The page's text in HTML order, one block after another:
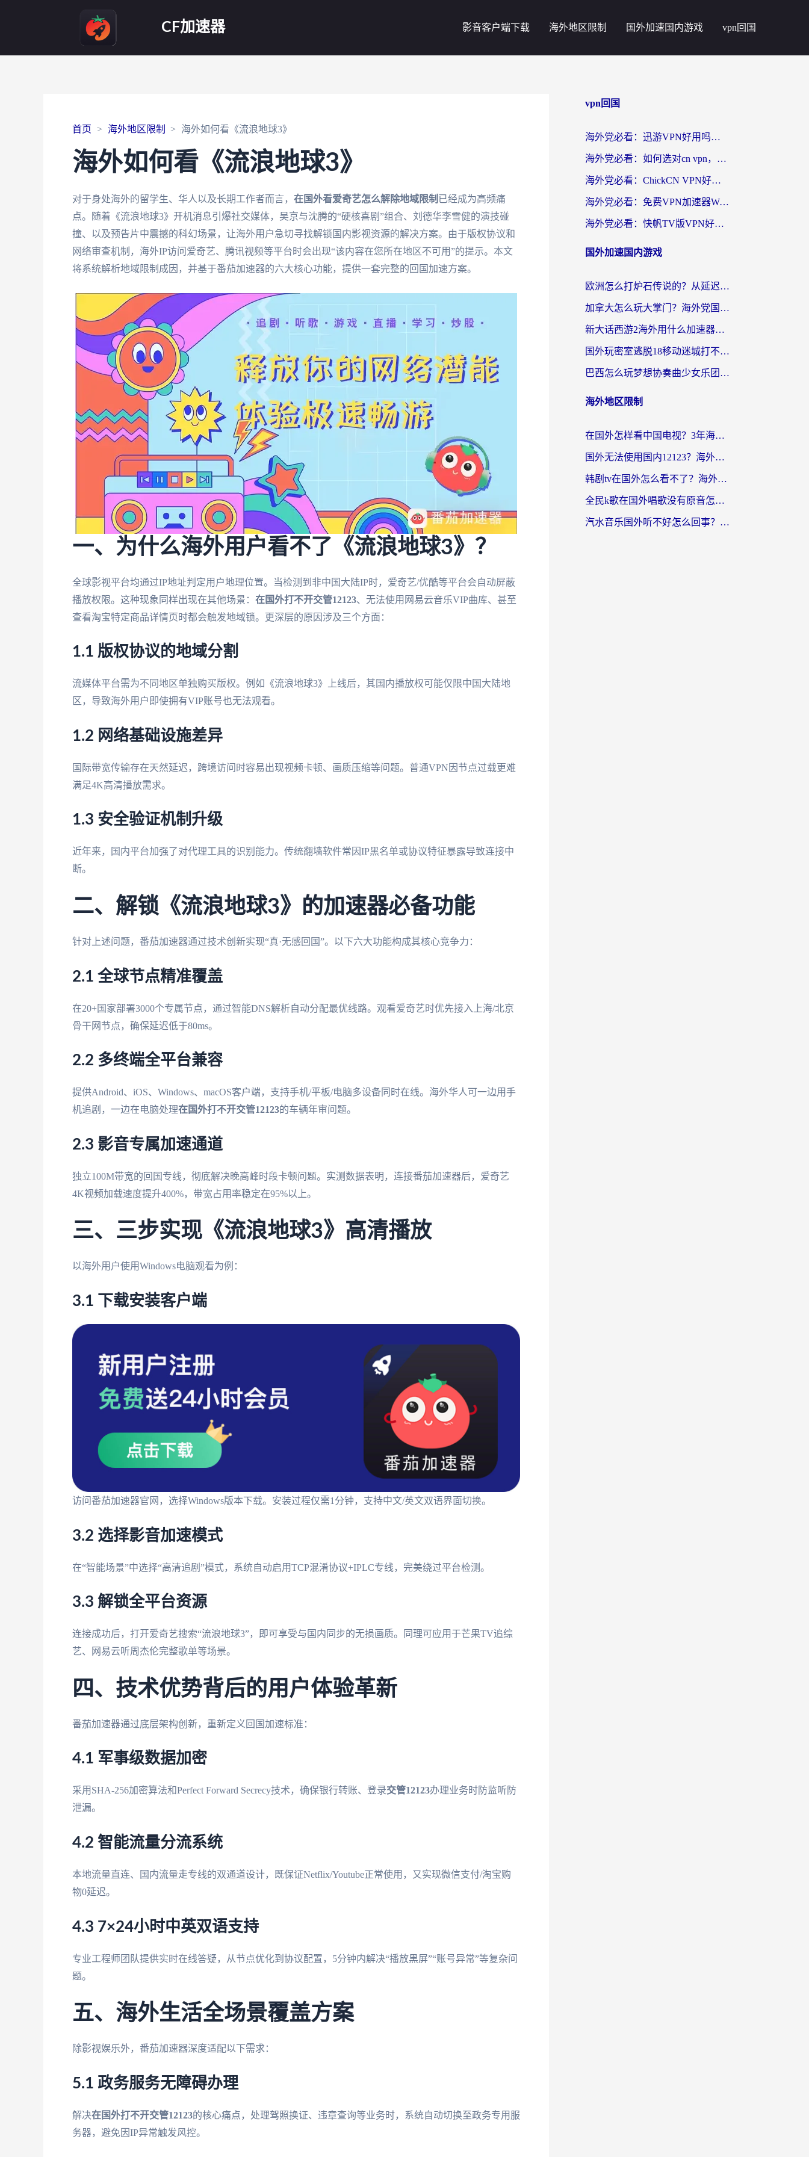
CF加速器 影音客户端下载 海外地区限制 国外加速国内游戏 vpn回国
首页 海外地区限制 海外如何看《流浪地球3》
海外如何看《流浪地球3》
对于身处海外的留学生、华人以及长期工作者而言， 在国外看爱奇艺怎么解除地域限制 已经成为高频痛
点。随着《流浪地球3》开机消息引爆社交媒体，吴京与沈腾的“硬核喜剧”组合、刘德华李雪健的演技碰
撞、以及预告片中震撼的科幻场景，让海外用户急切寻找解锁国内影视资源的解决方案。由于版权协议和
网络审查机制，海外IP访问爱奇艺、腾讯视频等平台时会出现“该内容在您所在地区不可用”的提示。本文
将系统解析地域限制成因，并基于番茄加速器的六大核心功能，提供一套完整的回国加速方案。
一、为什么海外用户看不了《流浪地球3》？
全球影视平台均通过IP地址判定用户地理位置。当检测到非中国大陆IP时，爱奇艺/优酷等平台会自动屏蔽
播放权限。这种现象同样出现在其他场景： 在国外打不开交管12123、无法使用网易云音乐VIP曲库、甚至
查看淘宝特定商品详情页时都会触发地域锁。更深层的原因涉及三个方面：
1.1 版权协议的地域分割
流媒体平台需为不同地区单独购买版权。例如《流浪地球3》上线后，其国内播放权可能仅限中国大陆地
区，导致海外用户即使拥有VIP账号也无法观看。
1.2 网络基础设施差异
国际带宽传输存在天然延迟，跨境访问时容易出现视频卡顿、画质压缩等问题。普通VPN因节点过载更难
满足4K高清播放需求。
1.3 安全验证机制升级
近年来，国内平台加强了对代理工具的识别能力。传统翻墙软件常因IP黑名单或协议特征暴露导致连接中
断。
二、解锁《流浪地球3》的加速器必备功能
针对上述问题，番茄加速器通过技术创新实现“真·无感回国”。以下六大功能构成其核心竞争力：
2.1 全球节点精准覆盖
在20+国家部署3000个专属节点，通过智能DNS解析自动分配最优线路。观看爱奇艺时优先接入上海/北京
骨干网节点，确保延迟低于80ms。
2.2 多终端全平台兼容
提供Android、iOS、Windows、macOS客户端，支持手机/平板/电脑多设备同时在线。海外华人可一边用手
机追剧，一边在电脑处理在国外打不开交管12123的车辆年审问题。
2.3 影音专属加速通道
独立100M带宽的回国专线，彻底解决晚高峰时段卡顿问题。实测数据表明，连接番茄加速器后，爱奇艺
4K视频加载速度提升400%，带宽占用率稳定在95%以上。
三、三步实现《流浪地球3》高清播放
以海外用户使用Windows电脑观看为例：
3.1 下载安装客户端
访问番茄加速器官网，选择Windows版本下载。安装过程仅需1分钟，支持中文/英文双语界面切换。
3.2 选择影音加速模式
在“智能场景”中选择“高清追剧”模式，系统自动启用TCP混淆协议+IPLC专线，完美绕过平台检测。
3.3 解锁全平台资源
连接成功后，打开爱奇艺搜索“流浪地球3”，即可享受与国内同步的无损画质。同理可应用于芒果TV追综
艺、网易云听周杰伦完整歌单等场景。
四、技术优势背后的用户体验革新
番茄加速器通过底层架构创新，重新定义回国加速标准：
4.1 军事级数据加密
采用SHA-256加密算法和Perfect Forward Secrecy技术，确保银行转账、登录交管12123办理业务时防监听防
泄漏。
4.2 智能流量分流系统
本地流量直连、国内流量走专线的双通道设计，既保证Netflix/Youtube正常使用，又实现微信支付/淘宝购
物0延迟。
4.3 7×24小时中英双语支持
专业工程师团队提供实时在线答疑，从节点优化到协议配置，5分钟内解决“播放黑屏”“账号异常”等复杂问
题。
五、海外生活全场景覆盖方案
除影视娱乐外，番茄加速器深度适配以下需求：
5.1 政务服务无障碍办理
解决在国外打不开交管12123的核心痛点，处理驾照换证、违章查询等业务时，系统自动切换至政务专用服
务器，避免因IP异常触发风控。
vpn回国
海外党必看：迅游VPN好用吗？和番茄加速器VPN对比哪个回国效果更好？
海外党必看：如何选对cn vpn，轻松解锁国内影音游戏？
海外党必看：ChickCN VPN好用吗？和星河VPN对比哪个回国效果更好？附真实体验+避坑指南
海外党必看：免费VPN加速器Windows版怎么选？附真实测评与无缝访问国内资源指南
海外党必看：快帆TV版VPN好用吗？和hi龟龟VPN对比哪个回国效果更好？附免费加速器选择指南
国外加速国内游戏
欧洲怎么打炉石传说的？从延迟999到丝滑上分，我找到了靠谱加速器
加拿大怎么玩大掌门？海外党国服游戏加速避坑指南（附实用工具推荐）
新大话西游2海外用什么加速器登录？老玩家亲测有效的国服游戏加速指南
国外玩密室逃脱18移动迷城打不开怎么办？海外玩家亲测有效的解决指南
巴西怎么玩梦想协奏曲少女乐团派对？海外党必看的国服游戏加速全攻略（附波兰天涯明月刀实用技巧）
海外地区限制
在国外怎样看中国电视？3年海外党亲测有效的追剧加速器指南
国外无法使用国内12123？海外华人必看：选对回国加速器，解决迪拜语音+12123访问难题
韩剧tv在国外怎么看不了？海外党追剧自由的终极解决方案来了
全民k歌在国外唱歌没有原音怎么办？别让地域限制毁了你的麦霸时刻
汽水音乐国外听不好怎么回事？海外党亲测有效的回国加速方案来了